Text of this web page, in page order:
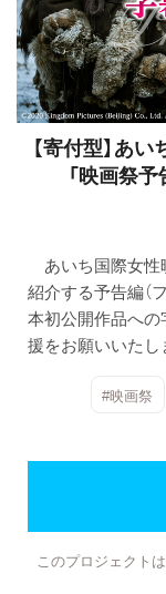
【寄付型】あ
「映画祭
あいち国際女性
紹介する予告編（
本初公開作品への
援をお願いいたし
#映画祭
このプロジェクト